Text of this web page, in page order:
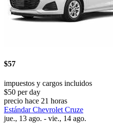
$57
impuestos y cargos incluidos
$50 per day
precio hace 21 horas
Estándar Chevrolet Cruze
jue., 13 ago. - vie., 14 ago.